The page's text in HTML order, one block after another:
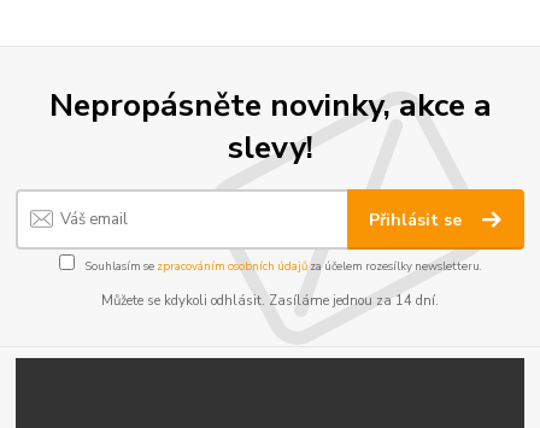
Nepropásněte novinky, akce a
slevy!
Přihlásit se
Souhlasím se zpracováním osobních údajůza účelem rozesílky newsletteru.
Můžete se kdykoli odhlásit. Zasíláme jednou za 14 dní.